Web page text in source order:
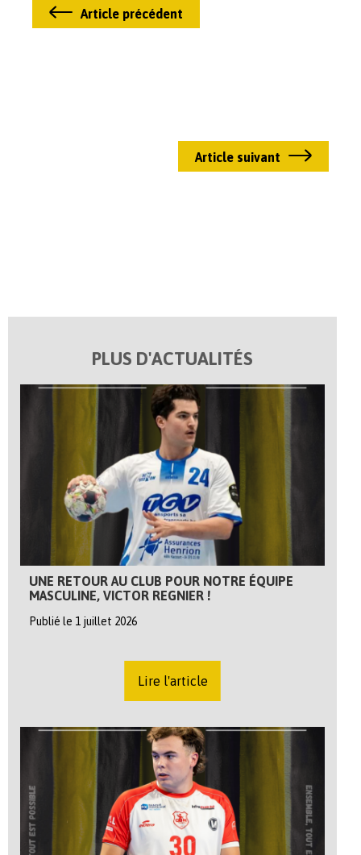
Article précédent
Article suivant
PLUS D'ACTUALITÉS
UNE RETOUR AU CLUB POUR NOTRE ÉQUIPE
MASCULINE, VICTOR REGNIER !
Publié le 1 juillet 2026
Lire l'article